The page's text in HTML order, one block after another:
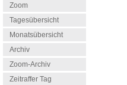
Zoom
Tagesübersicht
Monatsübersicht
Archiv
Zoom-Archiv
Zeitraffer Tag